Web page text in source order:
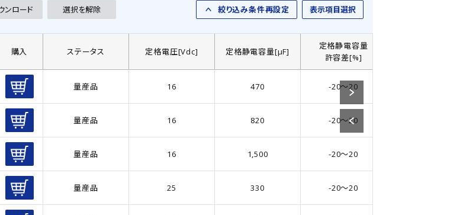
ンロード 選択を解除 絞り込み条件再設定 表示項目選択
購入 ステータス 定格電圧[Vdc] 定格静電容量[µF]
定格静電容量
許容差[%]
量産品 16 470 -20～20
量産品 16 820 -20～20
量産品 16 1,500 -20～20
量産品 25 330 -20～20